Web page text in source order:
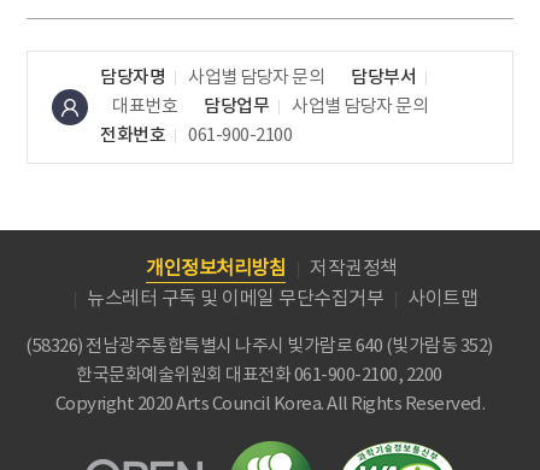
담당자명 사업별 담당자 문의
담당부서
대표번호
담당업무
사업별 담당자 문의
전화번호
061-900-2100
개인정보처리방침
저작권정책
뉴스레터 구독 및 이메일 무단수집거부
사이트맵
(58326) 전남광주통합특별시 나주시 빛가람로 640 (빛가람동 352)
한국문화예술위원회 대표전화 061-900-2100, 2200
Copyright 2020 Arts Council Korea. All Rights Reserved.